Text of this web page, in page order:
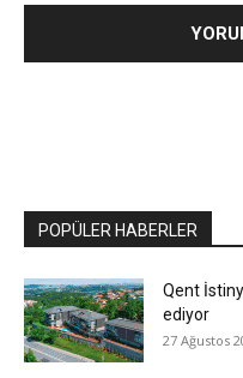
POPÜLER HABERLER
Qent
ediyor
27 Ağustos